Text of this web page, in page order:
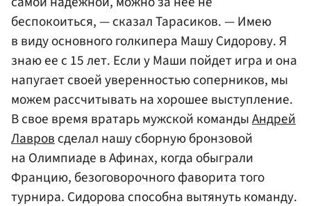
беспокоиться, — сказал Тарасиков. — Имею
в виду основного голкипера Машу Сидорову. Я
знаю ее с 15 лет. Если у Маши пойдет игра и она
напугает своей уверенностью соперников, мы
можем рассчитывать на хорошее выступление.
В свое время вратарь мужской командыАндрей
Лавровсделал нашу сборную бронзовой
на Олимпиаде в Афинах, когда обыграли
Францию, безоговорочного фаворита того
турнира. Сидорова способна вытянуть команду.